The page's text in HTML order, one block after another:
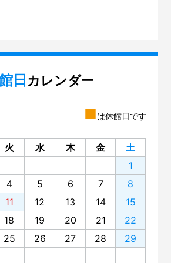
日 カレンダー
■は休館日です
火 水 木 金
土
1
4 5 6 7
8
11 12 13 14
15
18 19 20 21
22
25 26 27 28
29